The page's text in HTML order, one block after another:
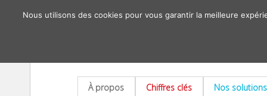
À propos Chiffres clés Nos solutions
Nous utilisons des cookies pour vous garantir la meilleure